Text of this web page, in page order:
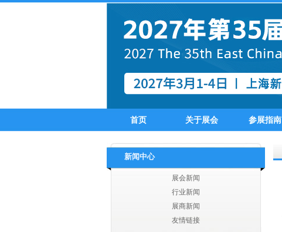
首页 关于展会 参展指南
新闻中心
展会新闻
行业新闻
展商新闻
友情链接
吴江市丝尔纺织有限公司
苏州盛杰服饰有限公司
苏州优曼时装
张家港德勤进出口有限公司
张家港市凯西进出口有限公司
张家港市同兴服饰有限公司
张家港威斯达进出口有限公司
张家港信同纺织服装有限公司
张家港上华进出口贸易有限公司
张家港市沙洲纺织印染进出口有限公司